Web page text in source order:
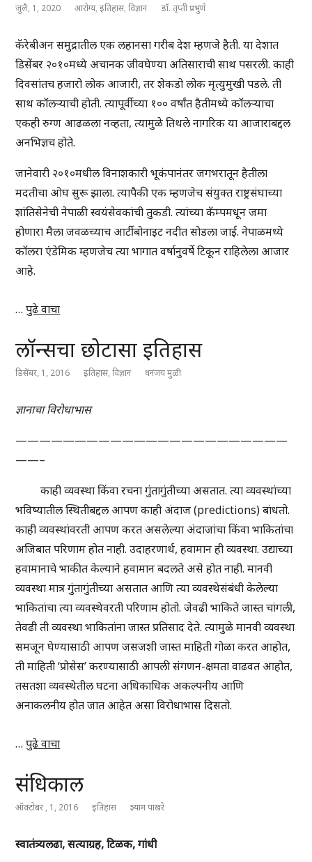
जुलै, 1, 2020 आरोग्य,इतिहास,विज्ञान डॉ. तृप्ती प्रभुणे
कॅरेबीअन समुद्रातील एक लहानसा गरीब देश म्हणजे हैती. या देशात
डिसेंबर २०१०मध्ये अचानक जीवघेण्या अतिसाराची साथ पसरली. काही
दिवसांतच हजारो लोक आजारी, तर शेकडो लोक मृत्युमुखी पडले. ती
साथ कॉलऱ्याची होती. त्यापूर्वीच्या १०० वर्षांत हैतीमध्ये कॉलऱ्याचा
एकही रुग्ण आढळला नव्हता, त्यामुळे तिथले नागरिक या आजाराबद्दल
अनभिज्ञच होते.
जानेवारी २०१०मधील विनाशकारी भूकंपानंतर जगभरातून हैतीला
मदतीचा ओघ सुरू झाला. त्यापैकी एक म्हणजेच संयुक्त राष्ट्रसंघाच्या
शांतिसेनेची नेपाळी स्वयंसेवकांची तुकडी. त्यांच्या कॅम्पमधून जमा
होणारा मैला जवळच्याच आर्टीबोनाइट नदीत सोडला जाई. नेपाळमध्ये
कॉलरा एंडेमिक म्हणजेच त्या भागात वर्षानुवर्षे टिकून राहिलेला आजार
आहे.
…पुढे वाचा
लॉन्सचा छोटासा इतिहास
डिसेंबर, 1, 2016 इतिहास,विज्ञान धनंजय मुळी
ज्ञानाचा विरोधाभास
———————————————————————
——–
काही व्यवस्था किंवा रचना गुंतागुंतीच्या असतात. त्या व्यवस्थांच्या
भविष्यातील स्थितीबद्दल आपण काही अंदाज (predictions) बांधतो.
काही व्यवस्थांवरती आपण करत असलेल्या अंदाजांचा किंवा भाकितांचा
अजिबात परिणाम होत नाही. उदाहरणार्थ, हवामान ही व्यवस्था. उद्याच्या
हवामानाचे भाकीत केल्याने हवामान बदलते असे होत नाही. मानवी
व्यवस्था मात्र गुंतागुंतीच्या असतात आणि त्या व्यवस्थेसंबंधी केलेल्या
भाकितांचा त्या व्यवस्थेवरती परिणाम होतो. जेवढी भाकिते जास्त चांगली,
तेवढी ती व्यवस्था भाकितांना जास्त प्रतिसाद देते. त्यामुळे मानवी व्यवस्था
समजून घेण्यासाठी आपण जसजशी जास्त माहिती गोळा करत आहोत,
ती माहिती ‘प्रोसेस’ करण्यासाठी आपली संगणन-क्षमता वाढवत आहोत,
तसतशा व्यवस्थेतील घटना अधिकाधिक अकल्पनीय आणि
अनाकलनीय होत जात आहेत असा विरोधाभास दिसतो.
…पुढे वाचा
संधिकाल
ऑक्टोबर , 1, 2016 इतिहास श्याम पाखरे
स्वातंत्र्यलढा,सत्याग्रह,टिळक,गांधी